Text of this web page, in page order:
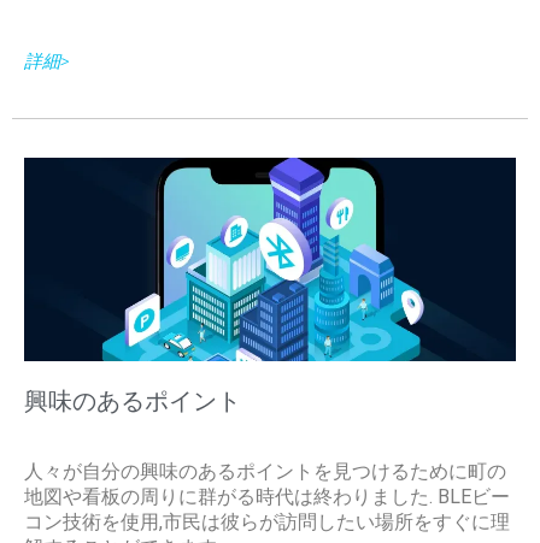
詳細>
興味のあるポイント
人々が自分の興味のあるポイントを見つけるために町の
地図や看板の周りに群がる時代は終わりました. BLEビー
コン技術を使用,市民は彼らが訪問したい場所をすぐに理